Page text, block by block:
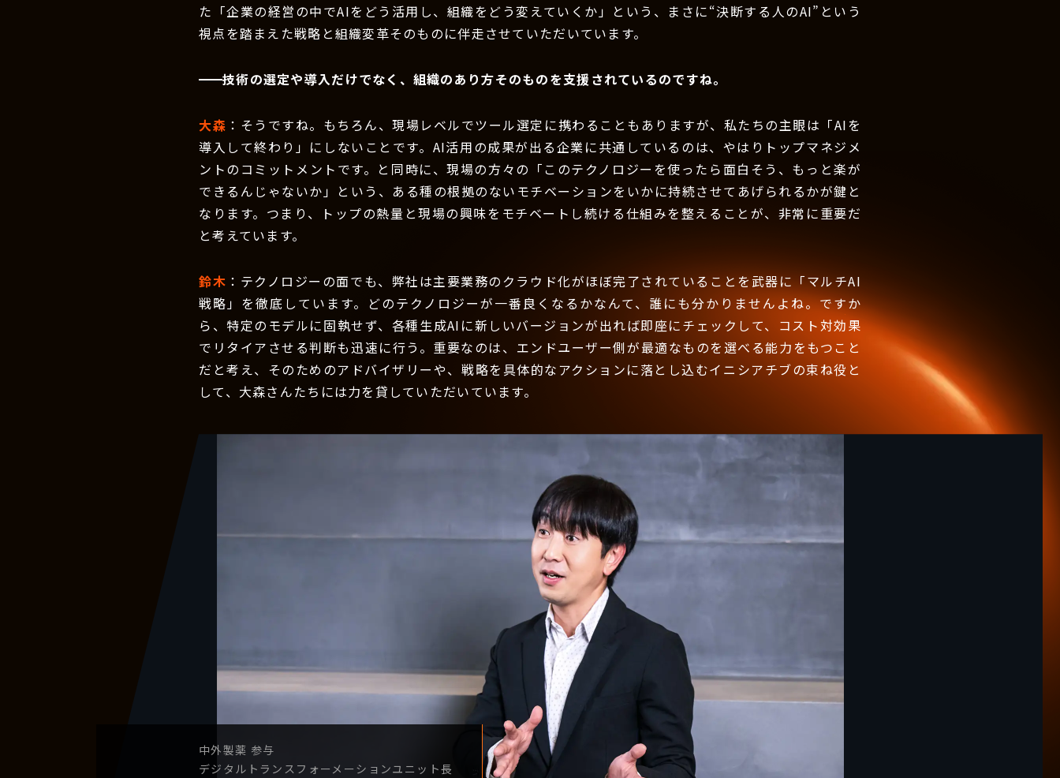
た「企業の経営の中でAIをどう活用し、組織をどう変えていくか」という、まさに“決断する人のAI”という
視点を踏まえた戦略と組織変革そのものに伴走させていただいています。
技術の選定や導入だけでなく、組織のあり方そのものを支援されているのですね。
大森 ：そうですね。もちろん、現場レベルでツール選定に携わることもありますが、私たちの主眼は「AIを
導入して終わり」にしないことです。AI活用の成果が出る企業に共通しているのは、やはりトップマネジメ
ントのコミットメントです。と同時に、現場の方々の「このテクノロジーを使ったら面白そう、もっと楽が
できるんじゃないか」という、ある種の根拠のないモチベーションをいかに持続させてあげられるかが鍵と
なります。つまり、トップの熱量と現場の興味をモチベートし続ける仕組みを整えることが、非常に重要だ
と考えています。
鈴木 ：テクノロジーの面でも、弊社は主要業務のクラウド化がほぼ完了されていることを武器に「マルチAI
戦略」を徹底しています。どのテクノロジーが一番良くなるかなんて、誰にも分かりませんよね。ですか
ら、特定のモデルに固執せず、各種生成AIに新しいバージョンが出れば即座にチェックして、コスト対効果
でリタイアさせる判断も迅速に行う。重要なのは、エンドユーザー側が最適なものを選べる能力をもつこと
だと考え、そのためのアドバイザリーや、戦略を具体的なアクションに落とし込むイニシアチブの束ね役と
して、大森さんたちには力を貸していただいています。
中外製薬 参与
デジタル トランスフォーメーションユニット長